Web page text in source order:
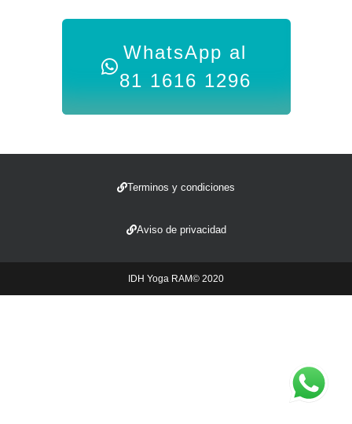
WhatsApp al
81 1616 1296
Terminos y condiciones
Aviso de privacidad
IDH Yoga RAM© 2020